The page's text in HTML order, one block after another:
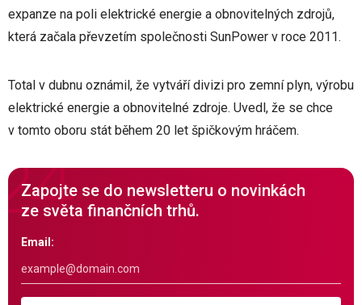
expanze na poli elektrické energie a obnovitelných zdrojů,
která začala převzetím společnosti SunPower v roce 2011.
Total v dubnu oznámil, že vytváří divizi pro zemní plyn, výrobu
elektrické energie a obnovitelné zdroje. Uvedl, že se chce
v tomto oboru stát během 20 let špičkovým hráčem.
Zapojte se do newsletteru o novinkách
ze světa finančních trhů.
Email: